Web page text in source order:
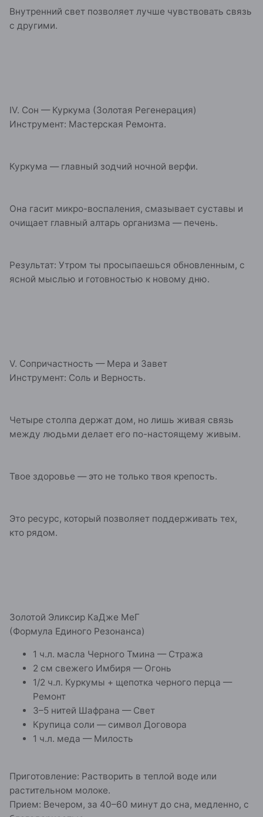
Внутренний свет позволяет лучше чувствовать связь
с другими.
IV. Сон — Куркума (Золотая Регенерация)
Инструмент: Мастерская Ремонта.
Куркума — главный зодчий ночной верфи.
Она гасит микро-воспаления, смазывает суставы и
очищает главный алтарь организма — печень.
Результат: Утром ты просыпаешься обновленным, с
ясной мыслью и готовностью к новому дню.
V. Сопричастность — Мера и Завет
Инструмент: Соль и Верность.
Четыре столпа держат дом, но лишь живая связь
между людьми делает его по-настоящему живым.
Твое здоровье — это не только твоя крепость.
Это ресурс, который позволяет поддерживать тех,
кто рядом.
Золотой Эликсир КаДже МеГ
(Формула Единого Резонанса)
1 ч.л. масла Черного Тмина — Стража
2 см свежего Имбиря — Огонь
1/2 ч.л. Куркумы + щепотка черного перца —
Ремонт
3–5 нитей Шафрана — Свет
Крупица соли — символ Договора
1 ч.л. меда — Милость
Приготовление: Растворить в теплой воде или
растительном молоке.
Прием: Вечером, за 40–60 минут до сна, медленно, с